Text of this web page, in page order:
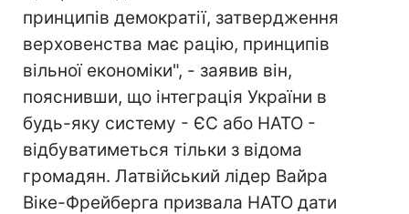
принципів демократії, затвердження
верховенства має рацію, принципів
вільної економіки", - заявив він,
пояснивши, що інтеграція України в
будь-яку систему - ЄС або НАТО -
відбуватиметься тільки з відома
громадян. Латвійський лідер Вайра
Віке-Фрейберга призвала НАТО дати